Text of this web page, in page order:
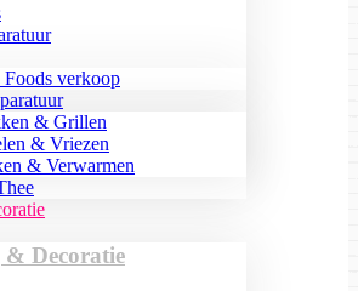
Foods verkoop
& Grillen
& Vriezen
& Verwarmen
Decoratie